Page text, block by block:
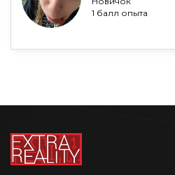
1 балл опыта